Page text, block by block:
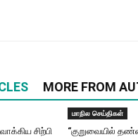
MORE FROM
சிற்பி
மாநில செய்திகள்
“குறுவையில்